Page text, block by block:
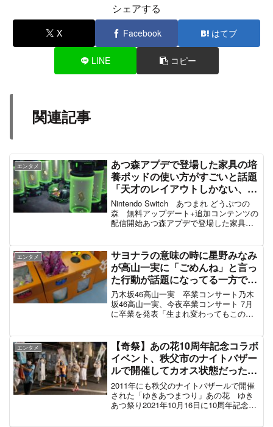
シェアする
X Facebook はてブ
LINE コピー
関連記事
エンタメ
あつ森アプデで登場した家具の培
養ポッドの使い方がすごいと話題
「天才のレイアウトしかない、ネ
プリーグが再現出来る」#あつま
れどうぶつの森
Nintendo Switch あつまれ どうぶつの
森 無料アップデート+追加コンテンツの
配信開始あつ森アプデで登場した家具の
ムを・・・・育て中ｗｗｗか・・・・か
わいい...
エンタメ
サヨナラの意味の時に星野みなみ
が高山一実に「ごめんね」と言っ
た行動が話題になってる一方で乃
木オタがライブ帰りにスティック
バルーンを東京ドームや駅周辺に
捨てたりメルカリでかずみんの小
の全国ツアー2021FINAL
乃木坂46高山一実 卒業コンサート乃木
坂46高山一実、今夜卒業コンサート 7月
に卒業を発表「生まれ変わってもこの人
た。#乃木坂46 #高山一実 #高山一実卒業
コンサート...
エンタメ
【奇祭】あの花10周年記念コラボ
イベント、秩父市のナイトバザー
ルで開催してカオス状態だったゆ
きあつまつりの様子 #あの花 #ゆ
きあつまつり
2011年にも秩父のナイトバザールで開催
された「ゆきあつまつり」あの花 ゆき
あつ祭り2021年10月16日に10周年記念イ